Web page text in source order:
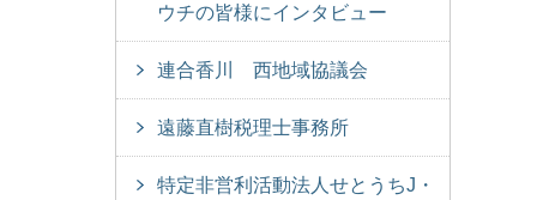
ウチの皆様にインタビュー
連合香川 西地域協議会
遠藤直樹税理士事務所
特定非営利活動法人せとうちJ・